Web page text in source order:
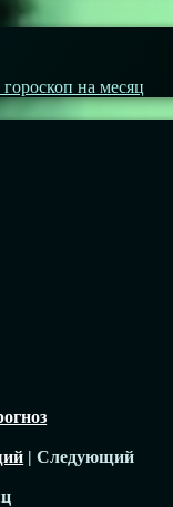
на месяц
| Следующий